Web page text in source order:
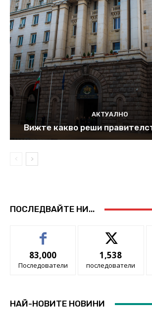
АКТУАЛНО
Вижте какво реши
ПОСЛЕДВАЙТЕ НИ...
83,000
Последователи
1,538
последователи
НАЙ-НОВИТЕ НОВИНИ